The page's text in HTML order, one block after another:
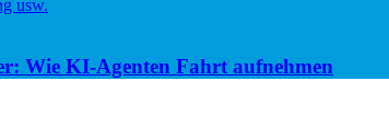
Wie KI-Agenten Fahrt aufnehmen